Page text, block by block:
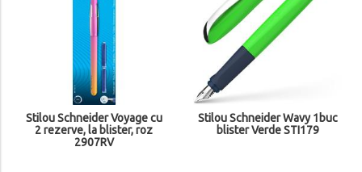
Stilou Schneider Voyage cu
2 rezerve, la blister, roz
2907RV
Stilou Schneider Wavy 1buc
blister Verde STI179